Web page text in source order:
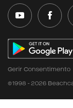
Gerir Consentimento
©1998 - 2026